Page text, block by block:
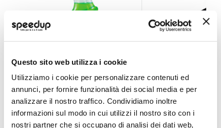
Questo sito web utilizza i cookie
Utilizziamo i cookie per personalizzare contenuti ed
annunci, per fornire funzionalità dei social media e per
analizzare il nostro traffico. Condividiamo inoltre
informazioni sul modo in cui utilizzi il nostro sito con i
nostri partner che si occupano di analisi dei dati web,
Sgrassante HP12 - MA-FRA
MA-FRA
500ml
Prezzo
6,90 € -20%
Sgrassante Heavy
MEGUIARS
709ml
Prezzo
17,80 € -15%